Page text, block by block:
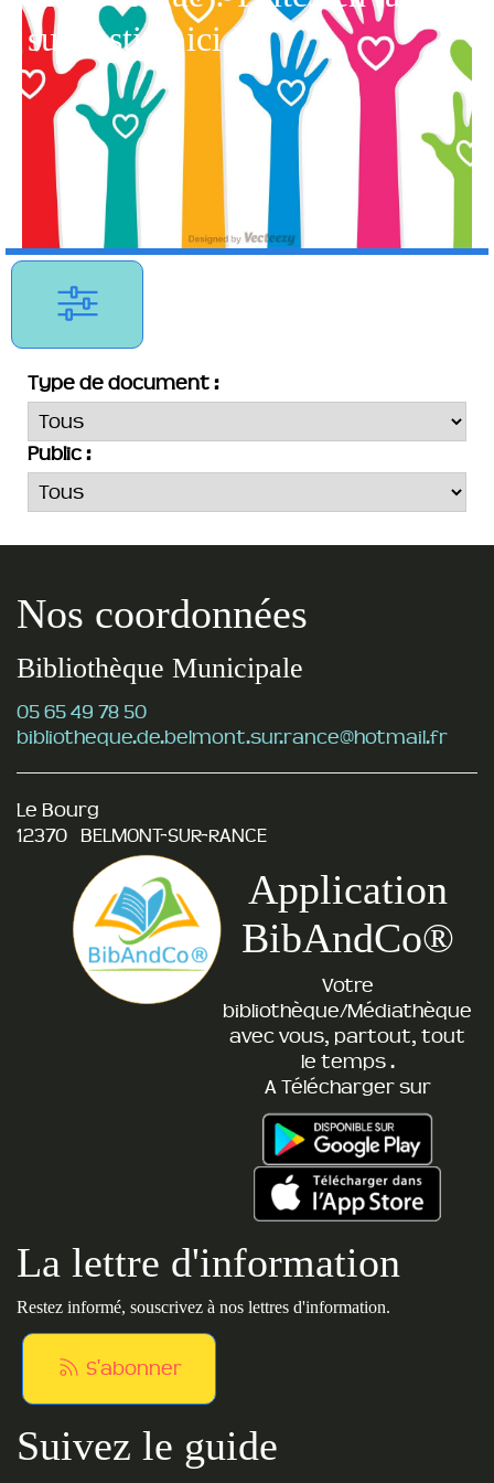
suggestion ici !
Type de document :
Public :
Nos coordonnées
Bibliothèque Municipale
05 65 49 78 50
bibliotheque.de.belmont.sur.rance@hotmail.fr
Le Bourg
12370 BELMONT-SUR-RANCE
Application
BibAndCo®
Votre
bibliothèque/Médiathèque
avec vous, partout, tout
le temps .
A Télécharger sur
La lettre d'information
Restez informé, souscrivez à nos lettres d'information.
S'abonner
Suivez le guide